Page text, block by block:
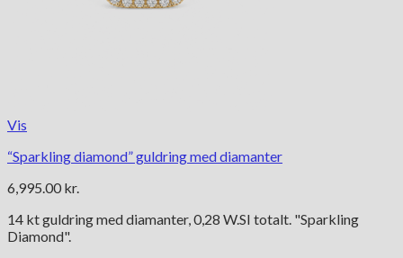
Vis
“Sparkling diamond” guldring med diamanter
6,995.00 kr.
14 kt guldring med diamanter, 0,28 W.SI totalt. "Sparkling
Diamond".